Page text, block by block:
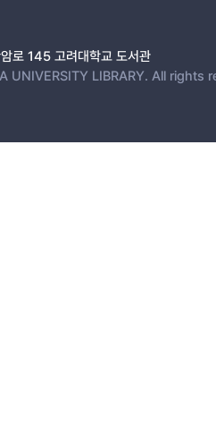
로 145 고려대학교 도서관
UNIVERSITY LIBRARY. All rights